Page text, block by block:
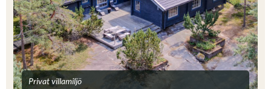
Privat villamiljö